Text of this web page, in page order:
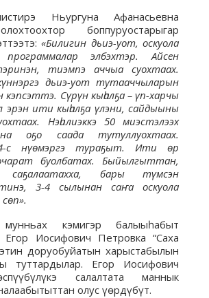
Ньургуна Афанасьевна
боппуруостарыгар
«Билигин дьиэ-уот, оскуола
элбэхтэр. Айсен
тиэмпэ аччыа суохтаах.
дьиэ-уот тутааччыларын
Сүрүн кыһалҕа – үп-харчы
ити кыһалҕа үлэни, сайдыыны
Нэһилиэккэ 50 миэстэлээх
оҕо саада тутуллуохтаах.
с нүөмэргэ тураҕыт. Ити өр
буолбатах. Быйылгыттан,
саҕалаатахха, бары түмсэн
3-4 сылынан саҥа оскуола
мунньах кэмигэр балыыһабыт
Егор Иосифович Петровка “Саха
доруобуйатын харыстабылын
туттардылар. Егор Иосифович
салалтата маннык
олус үөрдүбүт.